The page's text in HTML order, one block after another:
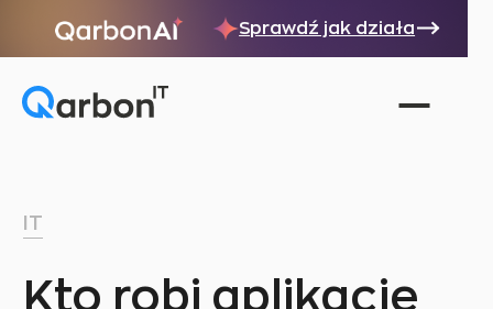
Sprawdź jak działa
IT
Kto robi aplikacje